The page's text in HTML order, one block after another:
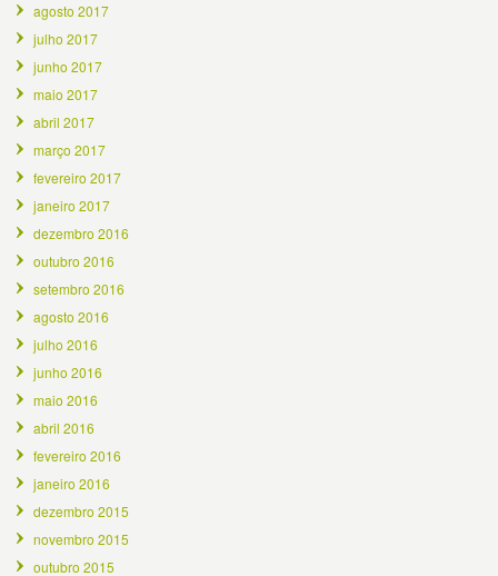
agosto 2017
julho 2017
junho 2017
maio 2017
abril 2017
março 2017
fevereiro 2017
janeiro 2017
dezembro 2016
outubro 2016
setembro 2016
agosto 2016
julho 2016
junho 2016
maio 2016
abril 2016
fevereiro 2016
janeiro 2016
dezembro 2015
novembro 2015
outubro 2015